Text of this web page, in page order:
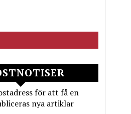
för att få en
nya artiklar